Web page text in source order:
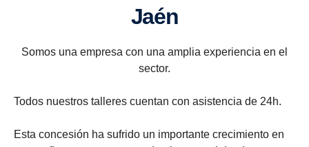
Jaén
Somos una empresa con una amplia experiencia en el
sector.
Todos nuestros talleres cuentan con asistencia de 24h.
Esta concesión ha sufrido un importante crecimiento en